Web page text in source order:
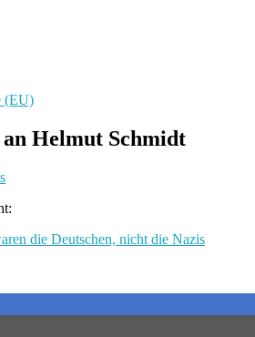
(EU)
Helmut Schmidt
die Deutschen, nicht die Nazis